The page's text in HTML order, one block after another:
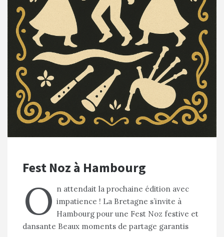
Fest Noz à Hambourg
O n attendait la prochaine édition avec
impatience ! La Bretagne s’invite à
Hambourg pour une Fest Noz festive et
dansante Beaux moments de partage garantis